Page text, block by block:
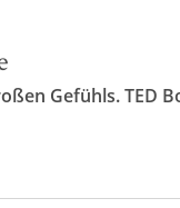
Gefühls. TED